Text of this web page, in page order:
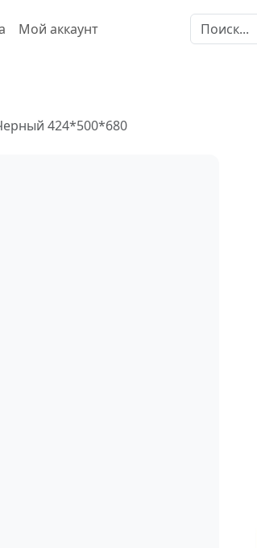
Мой аккаунт
424*500*680